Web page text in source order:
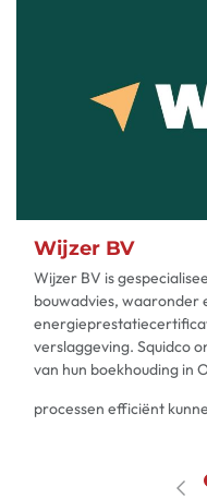
Wijzer BV
Wijzer BV is
bouwadvies, waaronder
verslaggeving. Squidco
van hun boekhouding in
processen efficiënt